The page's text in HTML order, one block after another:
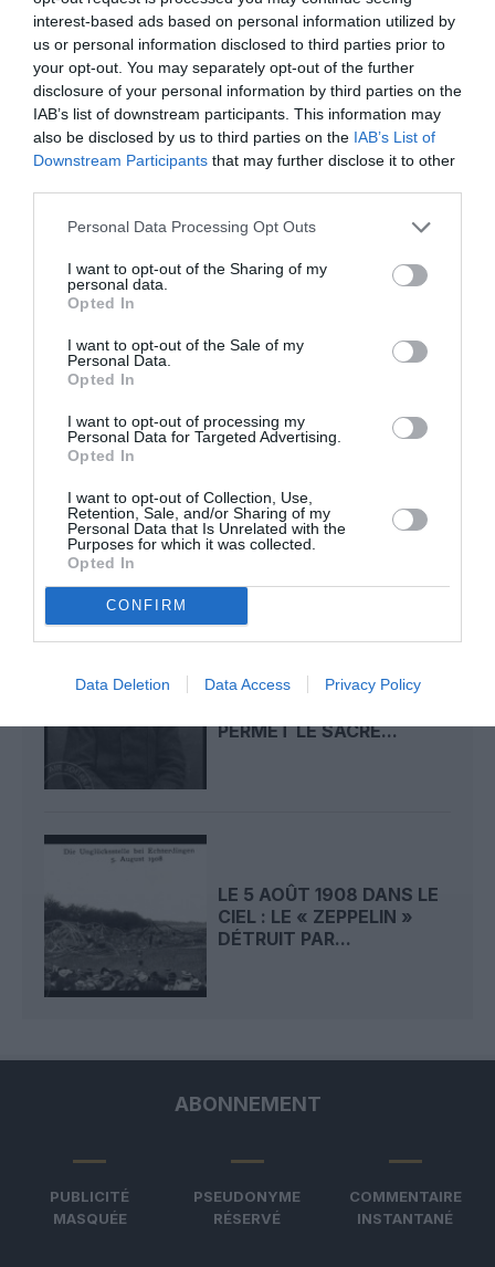
interest-based ads based on personal information utilized by
us or personal information disclosed to third parties prior to
your opt-out. You may separately opt-out of the further
disclosure of your personal information by third parties on the
IAB’s list of downstream participants. This information may
also be disclosed by us to third parties on the IAB’s List of
Downstream Participants that may further disclose it to other
Personal Data Processing Opt Outs
I want to opt-out of the Sharing of my
personal data.
Opted In
I want to opt-out of the Sale of my
Personal Data.
Opted In
I want to opt-out of processing my
Personal Data for Targeted Advertising.
Opted In
I want to opt-out of Collection, Use,
Retention, Sale, and/or Sharing of my
Personal Data that Is Unrelated with the
Purposes for which it was collected.
Opted In
CONFIRM
Data Deletion Data Access Privacy Policy
Mathématiques a commenté l'article :
19 h 23 sans escale : le Boeing 777F de National
Airlines relie l’Écosse à l’Australie
Badissi novembri
a commenté l'article :
histoire de l'aviation
CIEL : ROGER SOMMER
FAIT ENCORE
L’ACTUALITÉ
LE 6 AOÛT 1909 DANS LE
PERMET LE SACRE...
LE 5 AOÛT 1908 DANS LE
CIEL : LE « ZEPPELIN »
DÉTRUIT PAR...
ABONNEMENT
PUBLICITÉ
MASQUÉE
PSEUDONYME
RÉSERVÉ
COMMENTAIRE
INSTANTANÉ